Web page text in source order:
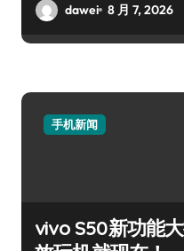
dawei 8 月 7, 2026
手机新闻
vivo S50新功能